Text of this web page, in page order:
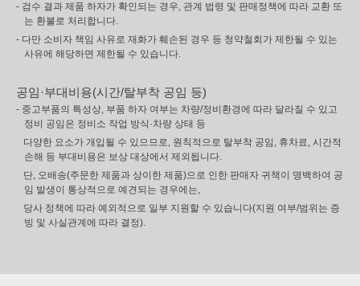
- 검수 결과 제품 하자가 확인되는 경우, 관계 법령 및 판매정책에 따라 교환 또
는 환불로 처리합니다.
- 다만 소비자 책임 사유로 재화가 훼손된 경우 등 청약철회가 제한될 수 있는
사유에 해당하면 제한될 수 있습니다.
공임·부대비용(시간/탈부착 공임 등)
- 중고부품의 특성상, 부품 하자 여부는 차량/정비환경에 따라 달라질 수 있고
정비 공임은 정비소 작업 방식·차량 상태 등
다양한 요소가 개입될 수 있으므로, 원칙적으로 탈부착 공임, 휴차료, 시간적
손해 등 부대비용은 보상 대상에서 제외됩니다.
단, 오배송(주문한 제품과 상이한 제품)으로 인한 판매자 귀책이 명백하여 공
임 발생이 통상적으로 예견되는 경우에는,
당사 정책에 따라 예외적으로 일부 지원할 수 있습니다(지원 여부/범위는 증
빙 및 사실관계에 따라 결정).